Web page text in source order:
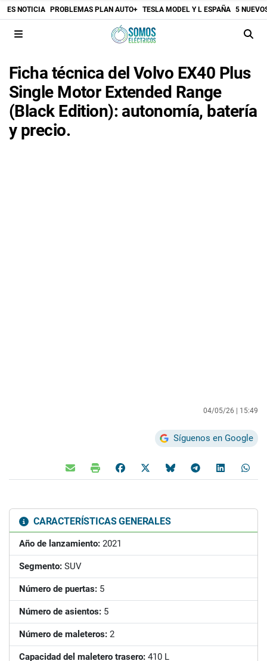
ES NOTICIA PROBLEMAS PLAN AUTO+ TESLA MODEL Y L ESPAÑA 5
Ficha técnica del Volvo EX40 Plus
Single Motor Extended Range
(Black Edition): autonomía, batería
y precio.
04/05/26 | 15:49
Síguenos en Google
CARACTERÍSTICAS GENERALES
Año de lanzamiento: 2021
Segmento: SUV
Número de puertas: 5
Número de asientos: 5
Número de maleteros: 2
Capacidad del maletero trasero: 410 L